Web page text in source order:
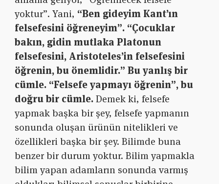
yoktur”. Yani, “Ben gideyim Kant’ın
felsefesini öğreneyim”. “Çocuklar
bakın, gidin mutlaka Platonun
felsefesini, Aristoteles’in felsefesini
öğrenin, bu önemlidir.” Bu yanlış bir
cümle. “Felsefe yapmayı öğrenin”, bu
doğru bir cümle.Demek ki, felsefe
yapmak başka bir şey, felsefe yapmanın
sonunda oluşan ürünün nitelikleri ve
özellikleri başka bir şey. Bilimde buna
benzer bir durum yoktur. Bilim yapmakla
bilim yapan adamların sonunda varmış